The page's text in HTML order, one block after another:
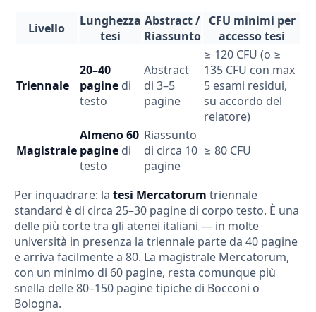
Livello
Lunghezza
tesi
Abstract /
Riassunto
CFU minimi per
accesso tesi
Triennale
20–40
pagine di
testo
Abstract
di 3–5
pagine
≥ 120 CFU (o ≥
135 CFU con max
5 esami residui,
su accordo del
relatore)
Magistrale
Almeno 60
pagine di
testo
Riassunto
di circa 10
pagine
≥ 80 CFU
Per inquadrare: la tesi Mercatorum triennale
standard è di circa 25–30 pagine di corpo testo. È una
delle più corte tra gli atenei italiani — in molte
università in presenza la triennale parte da 40 pagine
e arriva facilmente a 80. La magistrale Mercatorum,
con un minimo di 60 pagine, resta comunque più
snella delle 80–150 pagine tipiche di Bocconi o
Bologna.